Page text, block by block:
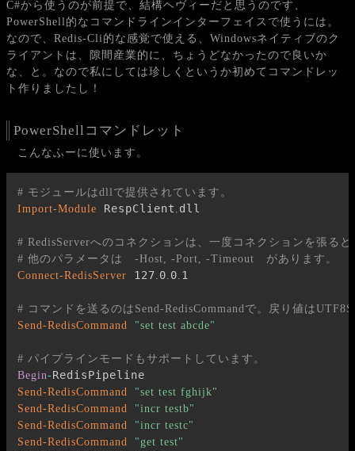
C#から使うのが前提で、結構ヘヴィーだと思うのです、
PowerShell的なコマンドラインインターフェイスで使うには。
なので、Redis-Cli的な感覚で使える、Windowsネイティブのク
ライアントは、隙間産業的に、ちょうどなかったので良いか
な、と。なので私にしては珍しくというか初めてコマンドレッ
ト作りましたし！
PowerShellコマンドレット
こんなふーに使います。
# モジュールはdllで提供されています。
Import-Module RespClient . dll
# RedisServerへのコネクションは、一度コネクションを張る
# 他のパラメータは　-Host, -Port, -Timeout　があります。
Connect-RedisServer 127. 0. 0. 1
# コマンドを送るのはSend-RedisCommandで。戻り値は
Send-RedisCommand
"set test abcde"
# パイプラインモードもサポートしています。
Begin-
Send-RedisCommand
"set test fghijk"
Send-RedisCommand
"incr testb"
Send-RedisCommand
"incr testc"
Send-RedisCommand
"get test"